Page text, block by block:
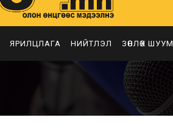
ЯРИЛЦЛАГА НИЙТЛЭЛ ЗӨВЛӨХ ШУУМ